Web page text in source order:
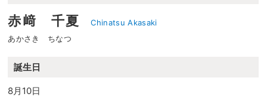
赤﨑 千夏
Chinatsu Akasaki
あかさき ちなつ
誕生日
8月10日